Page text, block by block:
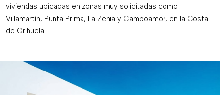
viviendas ubicadas en zonas muy solicitadas como
Villamartín, Punta Prima, La Zenia y Campoamor, en la Costa
de Orihuela.